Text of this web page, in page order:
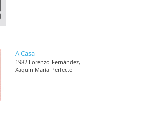
A Casa
1982 Lorenzo Fernández,
Xaquín María Perfecto